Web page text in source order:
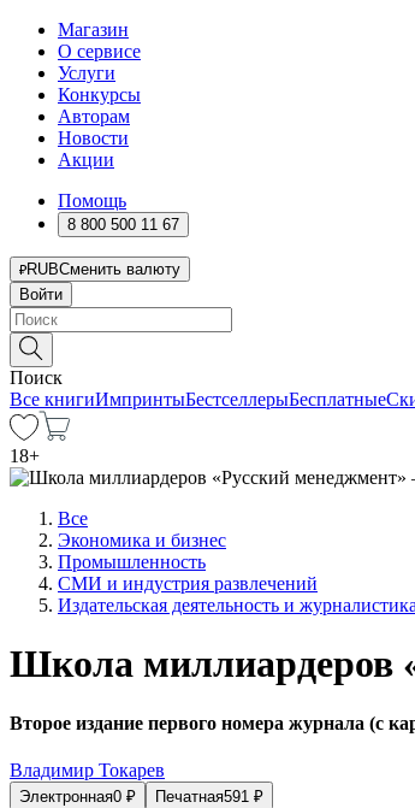
Магазин
О сервисе
Услуги
Конкурсы
Авторам
Новости
Акции
Помощь
8 800 500 11 67
RUBСменить валюту
Войти
Поиск
Все книгиИмпринтыБестселлерыБесплатные
18+
Все
Экономика и бизнес
Промышленность
СМИ и индустрия развлечений
Издательская деятельность и журналистика
Школа миллиардеров
Второе издание первого номера журнала (с
Владимир Токарев
Электронная0 ₽ Печатная591 ₽